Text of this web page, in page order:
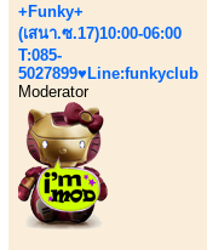
+Funky+
(เสนา.ซ.17)10:00-06:00
T:085-
5027899♥Line:funkyclub
Moderator